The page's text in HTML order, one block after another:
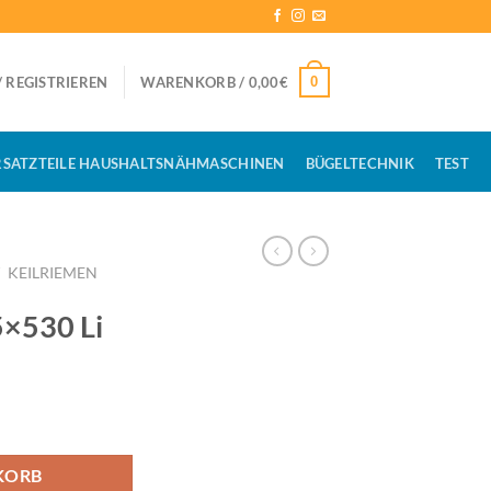
WARENKORB / 0,00€ 0
HAUSHALTSNÄHMASCHINEN BÜGELTECHNIK TEST
KEILRIEMEN
Li